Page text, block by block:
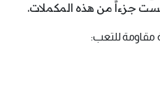
جزءاً من هذه المكملات.